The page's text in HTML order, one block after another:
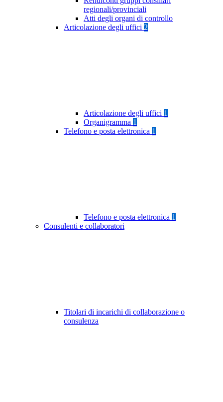
regionali/provinciali
Atti degli organi di controllo
Articolazione degli uffici 2
Articolazione degli uffici 1
Organigramma 1
Telefono e posta elettronica 1
Telefono e posta elettronica 1
Consulenti e collaboratori
Titolari di incarichi di collaborazione o
consulenza